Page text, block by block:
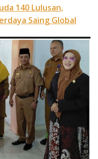
140 Lulusan,
Saing Global